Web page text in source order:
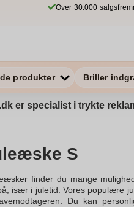
Over 30.000
produkter Briller
er specialist i trykte
S
finder du mange
især i juletid. Vores populære
Du kan